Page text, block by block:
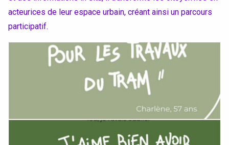
acteurices de leur espace urbain, créant ainsi un parcours
participatif.